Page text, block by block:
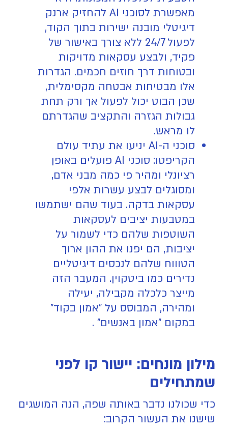
מאפשרת לסוכני AI להחזיק ארנק
דיגיטלי מובנה ישירות בתוך הקוד,
לפעול 24/7 ללא צורך באישור של
פקיד, ולבצע עסקאות מדויקות
ובטוחות דרך חוזים חכמים. הגדרות
אלו מבטיחות אבטחה מקסימלית,
שכן הבוט יכול לפעול אך ורק תחת
גבולות הגזרה והתקציב שהגדרתם
לו מראש.
סוכני ה-AI יניעו את עתיד עולם
הקריפטו: סוכני AI פועלים באופן
רציונלי ומהיר פי כמה מבני אדם,
ומסוגלים לבצע עשרות אלפי
עסקאות בדקה. בעוד שהם ישתמשו
במטבעות יציבים לעסקאות
השוטפות שלהם כדי לשמור על
יציבות, הם יפנו את ההון ארוך
הטוווח שלהם לנכסים דיגיטליים
נדירים כמו ביטקוין. המעבר הזה
מייצר כלכלה מקבילה, יעילה
ומהירה, המבוסס על "אמון בקוד"
במקום "אמון באנשים" .
מילון מונחים: יישור קו לפני
שמתחילים
כדי שכולנו נדבר באותה שפה, הנה המושגים
שישנו את העשור הקרוב: